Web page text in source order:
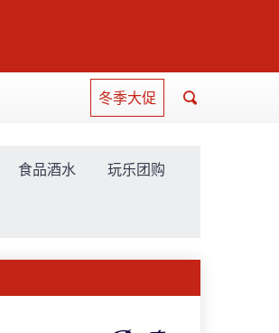
冬季大促
食品酒水 玩乐团购